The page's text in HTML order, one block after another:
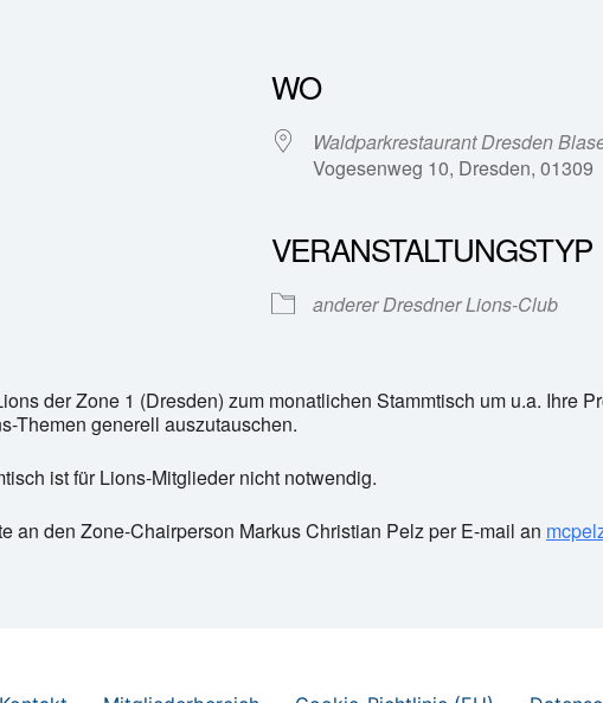
iCalendar
WO
Waldparkrestaurant Dresden
Vogesenweg 10, Dresden, 01309
VERANSTALTUNGSTYP
anderer Dresdner Lions-Club
der Zone 1 (Dresden) zum monatlichen Stammtisch um u.a. Ihre
Themen generell auszutauschen.
ist für Lions-Mitglieder nicht notwendig.
an den Zone-Chairperson Markus Christian Pelz per E-mail an